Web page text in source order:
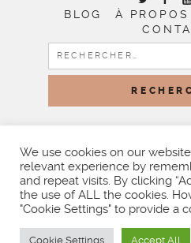
BLOG À PROPOS
BY LITTLE
We use cookies on our
relevant experience by
and repeat visits. By clicking
the use of ALL the cookies.
"Cookie Settings" to provide a
Cookie Settings Accept All